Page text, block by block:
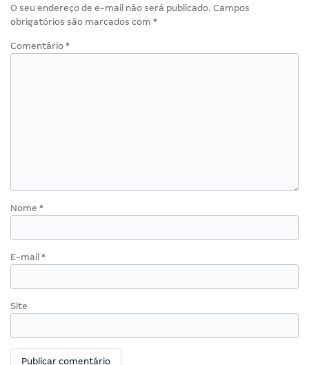
O seu endereço de e-mail não será publicado. Campos
obrigatórios são marcados com *
Comentário *
Nome *
E-mail *
Site